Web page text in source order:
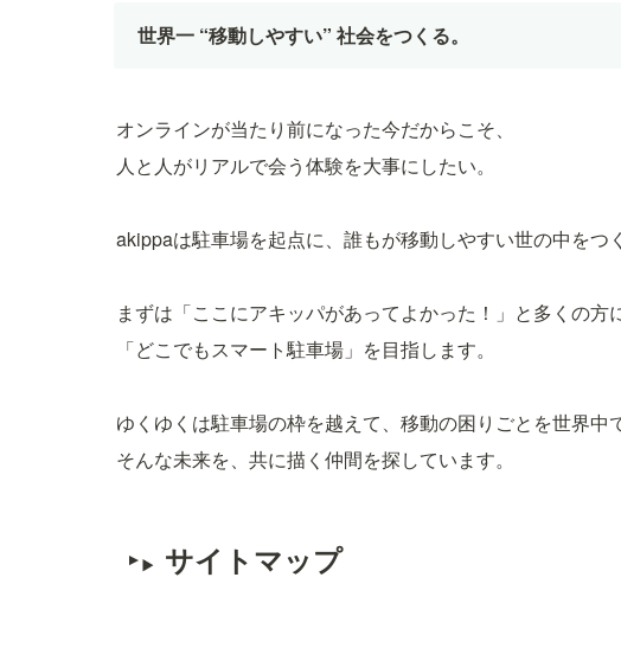
世界一 “移動しやすい” 社会をつくる。
オンラインが当たり前になった今だからこそ、
人と人がリアルで会う体験を大事にしたい。
akippaは駐車場を起点に、誰もが移動しやすい世の中をつ
まずは「ここにアキッパがあってよかった！」と多くの方
「どこでもスマート駐車場」を目指します。
ゆくゆくは駐車場の枠を越えて、移動の困りごとを世界中
そんな未来を、共に描く仲間を探しています。
サイトマップ